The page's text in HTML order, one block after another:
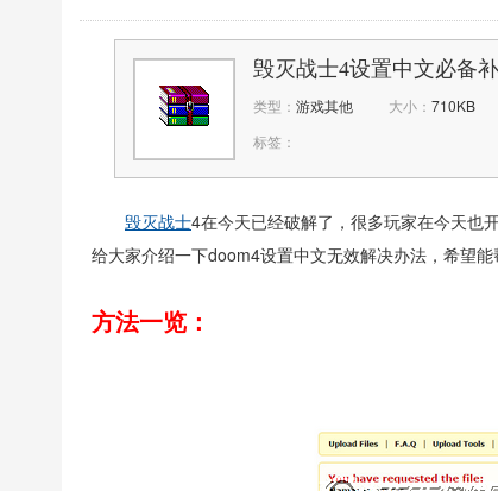
毁灭战士4设置中文必备
类型： 游戏其他 大小： 710KB
标签：
毁灭战士4在今天已经破解了，很多玩家在今天也
给大家介绍一下doom4设置中文无效解决办法，希望能
方法一览：